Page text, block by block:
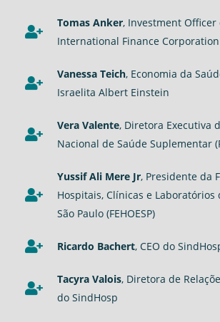
Tomas Anker, Investment Officer
International Finance Corporation
Vanessa Teich, Economia da
Israelita Albert Einstein
Vera Valente, Diretora Executiva
Nacional de Saúde Suplementar
Yussif Ali Mere Jr, Presidente da
Hospitais, Clínicas e Laboratórios
São Paulo (FEHOESP)
Ricardo Bachert, CEO do
Tacyra Valois, Diretora de
do SindHosp